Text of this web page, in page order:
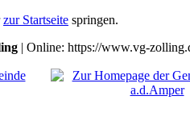
zur Startseite springen.
| Online: https://www.vg-